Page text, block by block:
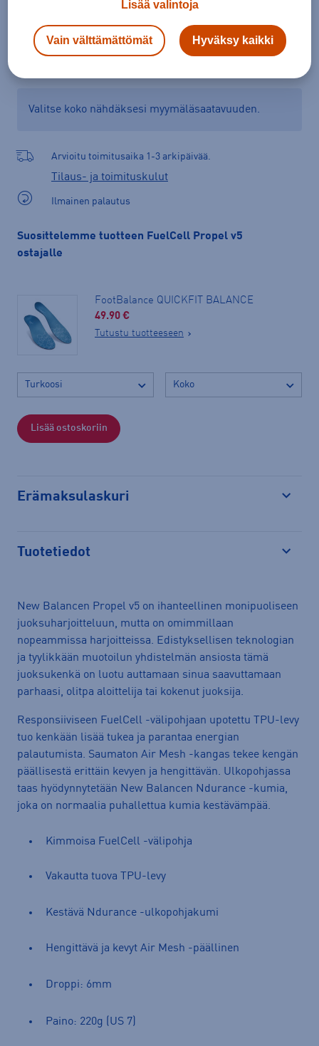
Tarkista saatavuus ja tilaa myymälästä
Valitse koko nähdäksesi myymäläsaatavuuden.
Arvioitu toimitusaika 1-3 arkipäivää.
Tilaus- ja toimituskulut
Ilmainen palautus
Suosittelemme tuotteen FuelCell Propel v5
ostajalle
FootBalance QUICKFIT BALANCE
49.90 €
Tutustu tuotteeseen
Lisää ostoskoriin
Erämaksulaskuri
Tuotetiedot
New Balancen Propel v5 on ihanteellinen monipuoliseen
juoksuharjoitteluun, mutta on omimmillaan
nopeammissa harjoitteissa. Edistyksellisen teknologian
ja tyylikkään muotoilun yhdistelmän ansiosta tämä
juoksukenkä on luotu auttamaan sinua saavuttamaan
parhaasi, olitpa aloittelija tai kokenut juoksija.
Responsiiviseen FuelCell -välipohjaan upotettu TPU-levy
tuo kenkään lisää tukea ja parantaa energian
palautumista. Saumaton Air Mesh -kangas tekee kengän
päällisestä erittäin kevyen ja hengittävän. Ulkopohjassa
taas hyödynnytetään New Balancen Ndurance -kumia,
joka on normaalia puhallettua kumia kestävämpää.
Kimmoisa FuelCell -välipohja
Vakautta tuova TPU-levy
Kestävä Ndurance -ulkopohjakumi
Hengittävä ja kevyt Air Mesh -päällinen
Droppi: 6mm
Paino: 220g (US 7)
Lisää valintoja
Vain välttämättömät Hyväksy kaikki